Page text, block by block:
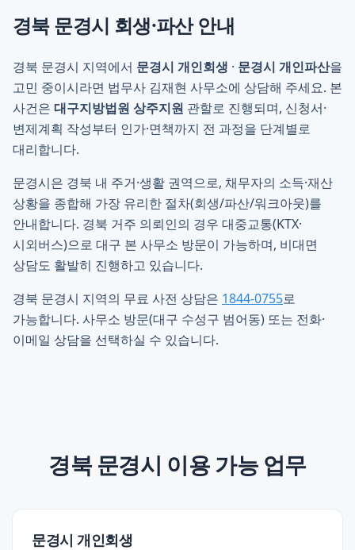
경북 문경시 회생·파산 안내
경북 문경시 지역에서 문경시 개인회생 · 문경시 개인파산을
고민 중이시라면 법무사 김재현 사무소에 상담해 주세요. 본
사건은 대구지방법원 상주지원 관할로 진행되며, 신청서·
변제계획 작성부터 인가·면책까지 전 과정을 단계별로
대리합니다.
문경시은 경북 내 주거·생활 권역으로, 채무자의 소득·재산
상황을 종합해 가장 유리한 절차(회생/파산/워크아웃)를
안내합니다. 경북 거주 의뢰인의 경우 대중교통(KTX·
시외버스)으로 대구 본 사무소 방문이 가능하며, 비대면
상담도 활발히 진행하고 있습니다.
경북 문경시 지역의 무료 사전 상담은 1844-0755로
가능합니다. 사무소 방문(대구 수성구 범어동) 또는 전화·
이메일 상담을 선택하실 수 있습니다.
경북 문경시 이용 가능 업무
문경시 개인회생